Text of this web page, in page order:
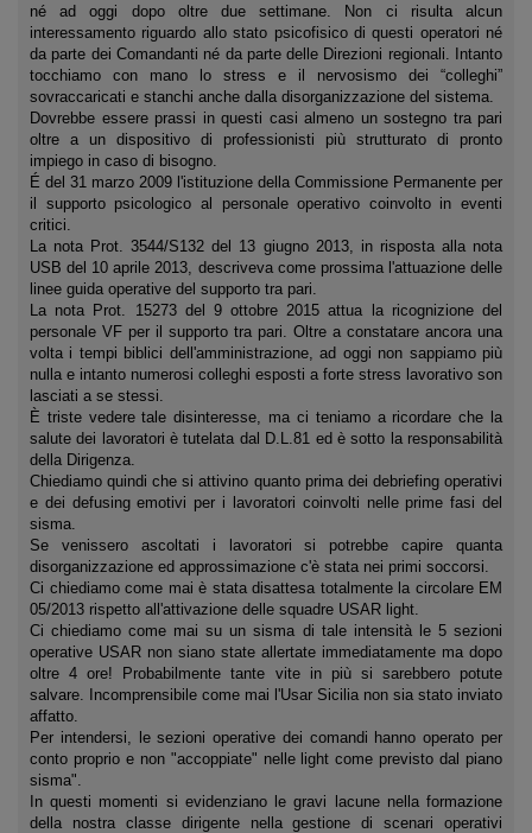
né ad oggi dopo oltre due settimane. Non ci risulta alcun
interessamento riguardo allo stato psicofisico di questi operatori né
da parte dei Comandanti né da parte delle Direzioni regionali. Intanto
tocchiamo con mano lo stress e il nervosismo dei “colleghi”
sovraccaricati e stanchi anche dalla disorganizzazione del sistema.
Dovrebbe essere prassi in questi casi almeno un sostegno tra pari
oltre a un dispositivo di professionisti più strutturato di pronto
impiego in caso di bisogno.
É del 31 marzo 2009 l'istituzione della Commissione Permanente per
il supporto psicologico al personale operativo coinvolto in eventi
critici.
La nota Prot. 3544/S132 del 13 giugno 2013, in risposta alla nota
USB del 10 aprile 2013, descriveva come prossima l'attuazione delle
linee guida operative del supporto tra pari.
La nota Prot. 15273 del 9 ottobre 2015 attua la ricognizione del
personale VF per il supporto tra pari. Oltre a constatare ancora una
volta i tempi biblici dell'amministrazione, ad oggi non sappiamo più
nulla e intanto numerosi colleghi esposti a forte stress lavorativo son
lasciati a se stessi.
È triste vedere tale disinteresse, ma ci teniamo a ricordare che la
salute dei lavoratori è tutelata dal D.L.81 ed è sotto la responsabilità
della Dirigenza.
Chiediamo quindi che si attivino quanto prima dei debriefing operativi
e dei defusing emotivi per i lavoratori coinvolti nelle prime fasi del
sisma.
Se venissero ascoltati i lavoratori si potrebbe capire quanta
disorganizzazione ed approssimazione c'è stata nei primi soccorsi.
Ci chiediamo come mai è stata disattesa totalmente la circolare EM
05/2013 rispetto all'attivazione delle squadre USAR light.
Ci chiediamo come mai su un sisma di tale intensità le 5 sezioni
operative USAR non siano state allertate immediatamente ma dopo
oltre 4 ore! Probabilmente tante vite in più si sarebbero potute
salvare. Incomprensibile come mai l'Usar Sicilia non sia stato inviato
affatto.
Per intendersi, le sezioni operative dei comandi hanno operato per
conto proprio e non "accoppiate" nelle light come previsto dal piano
sisma".
In questi momenti si evidenziano le gravi lacune nella formazione
della nostra classe dirigente nella gestione di scenari operativi